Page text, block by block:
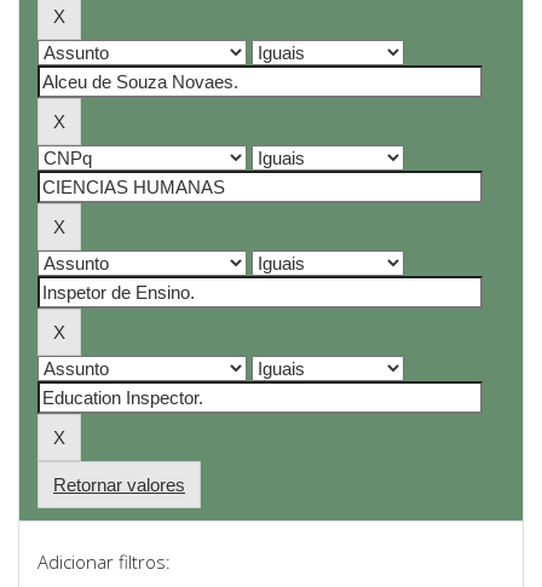
Retornar valores
Adicionar filtros: